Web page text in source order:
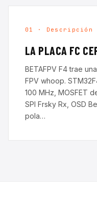
01 · Descripción
LA PLACA FC
BETAFPV F4 trae
FPV whoop.
100 MHz, MOSFET
SPI Frsky Rx, OSD
pola…